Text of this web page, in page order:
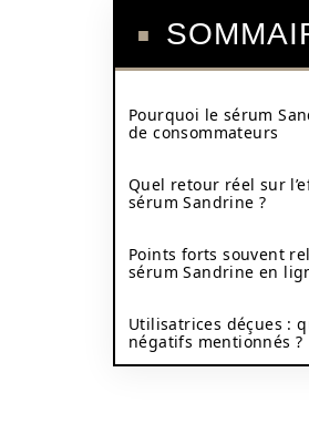
Pourquoi le sérum
de consommateurs
Quel retour réel sur
sérum Sandrine ?
Points forts souvent
sérum Sandrine en
Utilisatrices déçues :
négatifs mentionnés ?